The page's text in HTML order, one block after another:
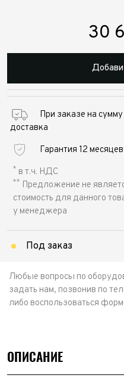
30
При заказе на
доставка
Гарантия 12 месяцев
* в т.ч. НДС
** Предложение не
стоимость для данного
у менеджера
Под заказ
Любые вопросы по
задать нам, позвонив по
либо воспользоваться
ОПИСАНИЕ